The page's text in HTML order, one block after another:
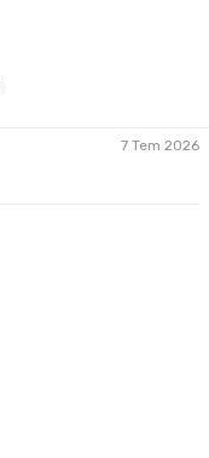
7 Tem 2026